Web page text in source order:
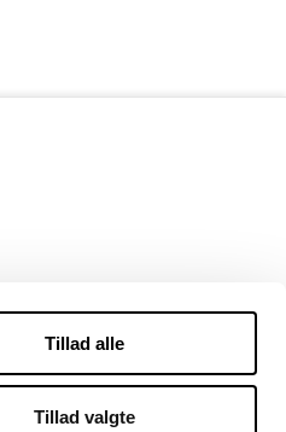
Tillad alle
Tillad valgte